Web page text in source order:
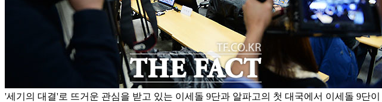
'세기의 대결'로 뜨거운 관심을 받고 있는 이세돌 9단과 알파고의 첫 대국에서 이세돌 9단이